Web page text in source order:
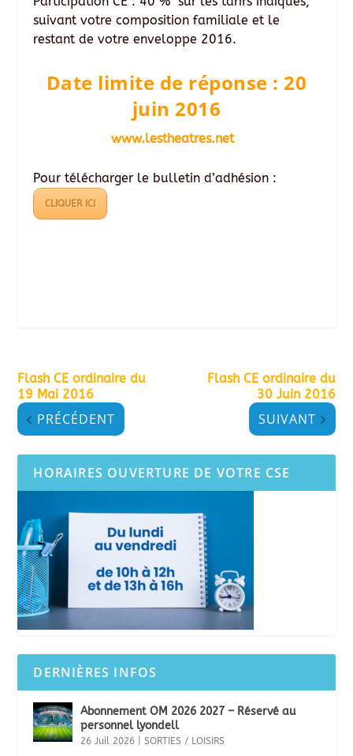
suivant votre composition familiale et le
restant de votre enveloppe 2016.
Date limite de réponse : 20
juin 2016
www.lestheatres.net
Pour télécharger le bulletin d’adhésion :
CLIQUER ICI
Flash CE ordinaire du
19 Mai 2016
PRÉCÉDENT
Flash CE ordinaire du
30 Juin 2016
SUIVANT
HORAIRES OUVERTURE DE VOTRE CSE
DERNIÈRES INFOS
Abonnement OM 2026 2027 – Réservé au
personnel lyondell
26 Juil 2026 |SORTIES / LOISIRS